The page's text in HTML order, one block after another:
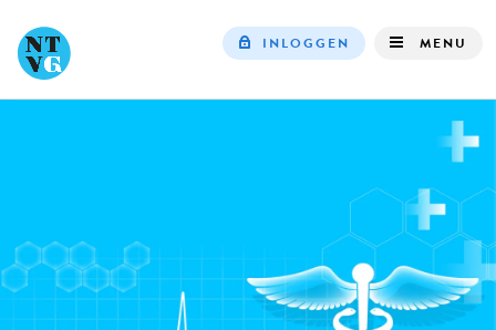
navigation
INLOGGEN MENU